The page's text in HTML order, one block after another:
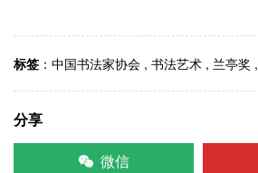
标签 ： 中国书法家协会 , 书法艺术 , 兰亭奖 ,
分享
微信